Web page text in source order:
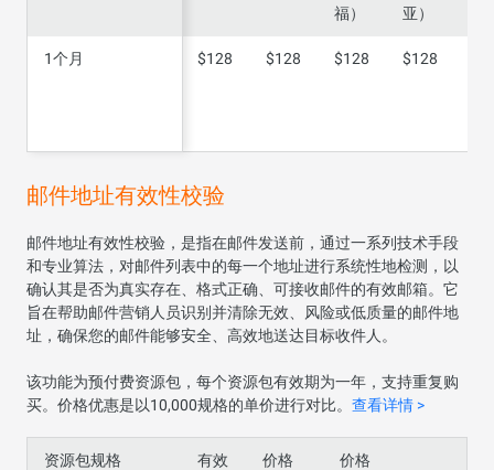
福）
亚）
1个月 $128 $128 $128 $128
1个月
邮件地址有效性校验
邮件地址有效性校验，是指在邮件发送前，通过一系列技术手段
和专业算法，对邮件列表中的每一个地址进行系统性地检测，以
确认其是否为真实存在、格式正确、可接收邮件的有效邮箱。它
旨在帮助邮件营销人员识别并清除无效、风险或低质量的邮件地
址，确保您的邮件能够安全、高效地送达目标收件人。
该功能为预付费资源包，每个资源包有效期为一年，支持重复购
买。价格优惠是以10,000规格的单价进行对比。 查看详情 >
资源包规格
有效
价格
价格